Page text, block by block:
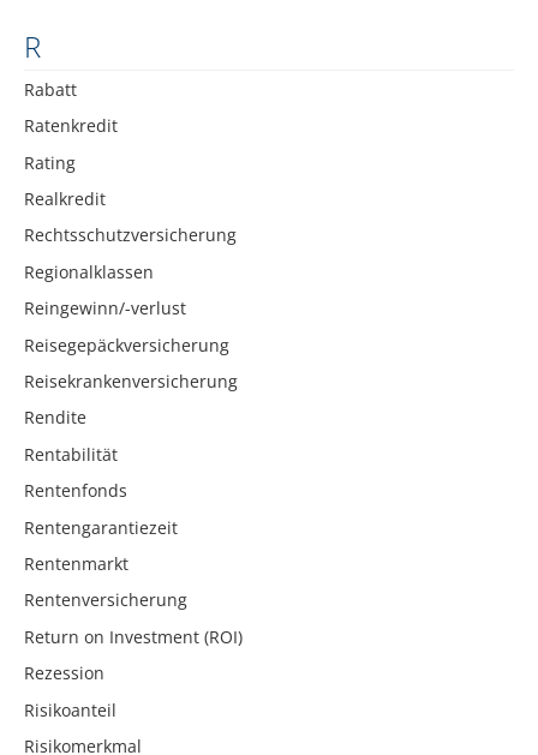
R
Rabatt
Ratenkredit
Rating
Realkredit
Rechtsschutzversicherung
Regionalklassen
Reingewinn/-verlust
Reisegepäckversicherung
Reisekrankenversicherung
Rendite
Rentabilität
Rentenfonds
Rentengarantiezeit
Rentenmarkt
Rentenversicherung
Return on Investment (ROI)
Rezession
Risikoanteil
Risikomerkmal